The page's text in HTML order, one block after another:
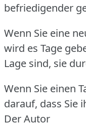
befriedigender
Wenn Sie eine
wird es Tage
Lage sind, sie
Wenn Sie einen
darauf, dass Sie
Der Autor